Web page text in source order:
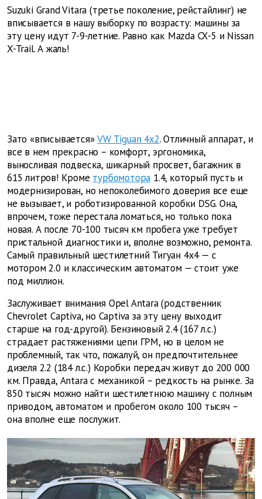
Suzuki Grand Vitara (третье поколение, рейстайлинг) не
вписывается в нашу выборку по возрасту: машины за
эту цену идут 7-9-летние. Равно как Mazda CX-5 и Nissan
X-Trail. А жаль!
Зато «вписывается» VW Tiguan 4х2. Отличный аппарат, и
все в нем прекрасно – комфорт, эргономика,
выносливая подвеска, шикарный просвет, багажник в
615 литров! Кроме турбомотора 1.4, который пусть и
модернизирован, но непоколебимого доверия все еще
не вызывает, и роботизированной коробки DSG. Она,
впрочем, тоже перестала ломаться, но только пока
новая. А после 70-100 тысяч км пробега уже требует
пристальной диагностики и, вполне возможно, ремонта.
Самый правильный шестилетний Тигуан 4х4 — с
мотором 2.0 и классическим автоматом — стоит уже
под миллион.
Заслуживает внимания Opel Antara (родственник
Chevrolet Captiva, но Captiva за эту цену выходит
старше на год-другой). Бензиновый 2.4 (167 л.с.)
страдает растяжениями цепи ГРМ, но в целом не
проблемный, так что, пожалуй, он предпочтительнее
дизеля 2.2 (184 л.с.) Коробки передач живут до 200 000
км. Правда, Antara c механикой – редкость на рынке. За
850 тысяч можно найти шестилетнюю машину с полным
приводом, автоматом и пробегом около 100 тысяч –
она вполне еще послужит.